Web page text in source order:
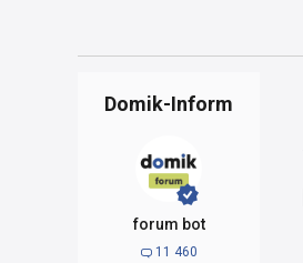
Domik-Inform


forum bot
 11 460